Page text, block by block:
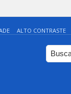
ALTO CONTRASTE